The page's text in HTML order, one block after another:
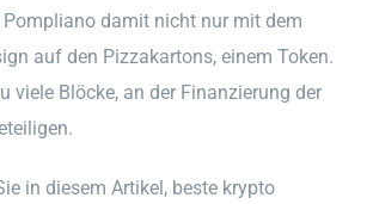
damit nicht nur mit dem
auf den Pizzakartons, einem Token.
viele Blöcke, an der Finanzierung der
in diesem Artikel, beste krypto